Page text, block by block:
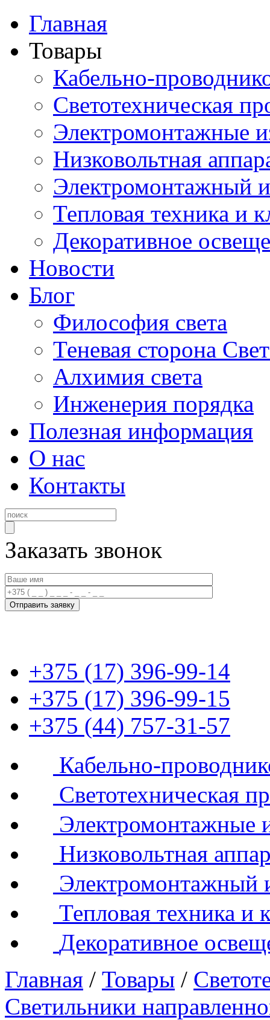
Главная
Товары
Кабельно-
Светотехническая
Электромонтажные
Низковольтная
Электромонтажный
Тепловая техника и
Декоративное
Новости
Блог
Философия света
Теневая сторона
Алхимия света
Инженерия порядка
Полезная информация
О нас
Контакты
Заказать звонок
+375 (17) 396-99-14
+375 (17) 396-99-15
+375 (44) 757-31-57
Кабельно-
Светотехническая
Электромонтажные
Низковольтная
Электромонтажный
Тепловая техника и
Декоративное
Главная / Товары /
Светильники